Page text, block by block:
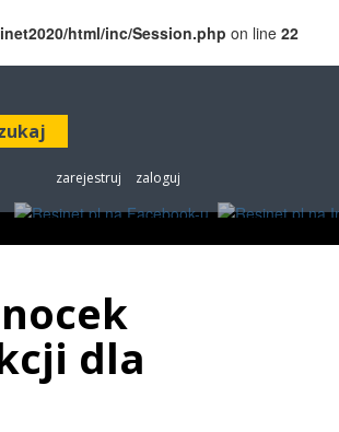
html/inc/Session.php on line 22
zarejestruj zaloguj
dla